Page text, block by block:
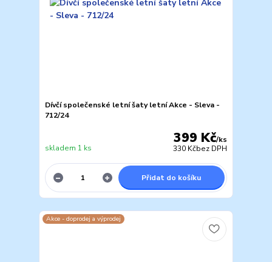
Dívčí společenské letní šaty letní Akce - Sleva -
712/24
399 Kč/ks
330 Kčbez DPH
skladem 1 ks
Přidat do košíku
Akce - doprodej a výprodej